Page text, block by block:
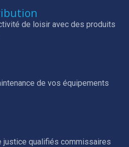
de loisir avec des produits
de vos équipements
justice qualifiés commissaires